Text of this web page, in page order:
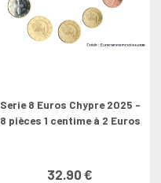
Serie 8 Euros Chypre 2025 -
8 pièces 1 centime à 2 Euros
32.90 €